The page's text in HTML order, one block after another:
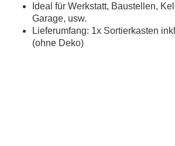
Ideal für Werkstatt, Baustellen,
Garage, usw.
Lieferumfang: 1x Sortierkasten
(ohne Deko)